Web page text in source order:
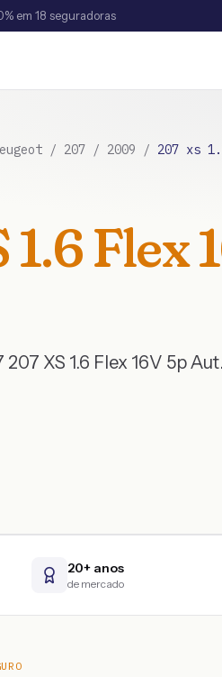
em 18 seguradoras
/ 207 / 2009 / 207 xs
1.6 Flex
207 XS 1.6 Flex 16V 5p Aut.
20+ anos
de mercado